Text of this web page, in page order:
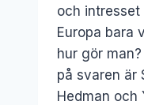
och
Europa bara
hur gör
på svaren är
Hedman och